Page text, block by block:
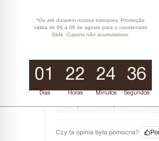
*Ou até durarem nossos estoques. Promoção
válida de 06 a 08 de agosto para o coordenado
Slide. Cupons não acumulativos.
01
Dias
22
Horas
24
Minutos
35
Segundos